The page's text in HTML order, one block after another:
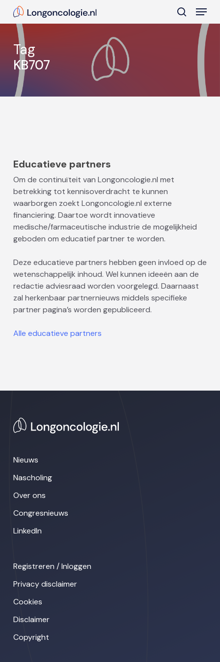
content
search
Menu
Tag
KB707
Educatieve partners
Om de continuïteit van Longoncologie.nl met
betrekking tot kennisoverdracht te kunnen
waarborgen zoekt Longoncologie.nl externe
financiering. Daartoe wordt innovatieve
medische/farmaceutische industrie de mogelijkheid
geboden om educatief partner te worden.
Deze educatieve partners hebben geen invloed op de
wetenschappelijk inhoud. Wel kunnen ideeën aan de
redactie adviesraad worden voorgelegd. Daarnaast
zal herkenbaar partnernieuws middels specifieke
partner pagina’s worden gepubliceerd.
Alle educatieve partners
Nieuws
Nascholing
Over ons
Congresnieuws
LinkedIn
Registreren / Inloggen
Privacy disclaimer
Cookies
Disclaimer
Copyright
Close
Menu